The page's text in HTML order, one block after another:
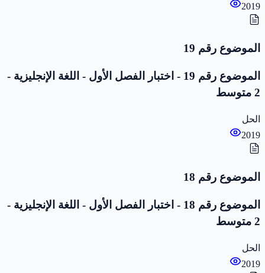
2019
الموضوع رقم 19
الموضوع رقم 19 - اختبار الفصل الأول - اللغة الإنجليزية -
2 متوسط
الحل
2019
الموضوع رقم 18
الموضوع رقم 18 - اختبار الفصل الأول - اللغة الإنجليزية -
2 متوسط
الحل
2019